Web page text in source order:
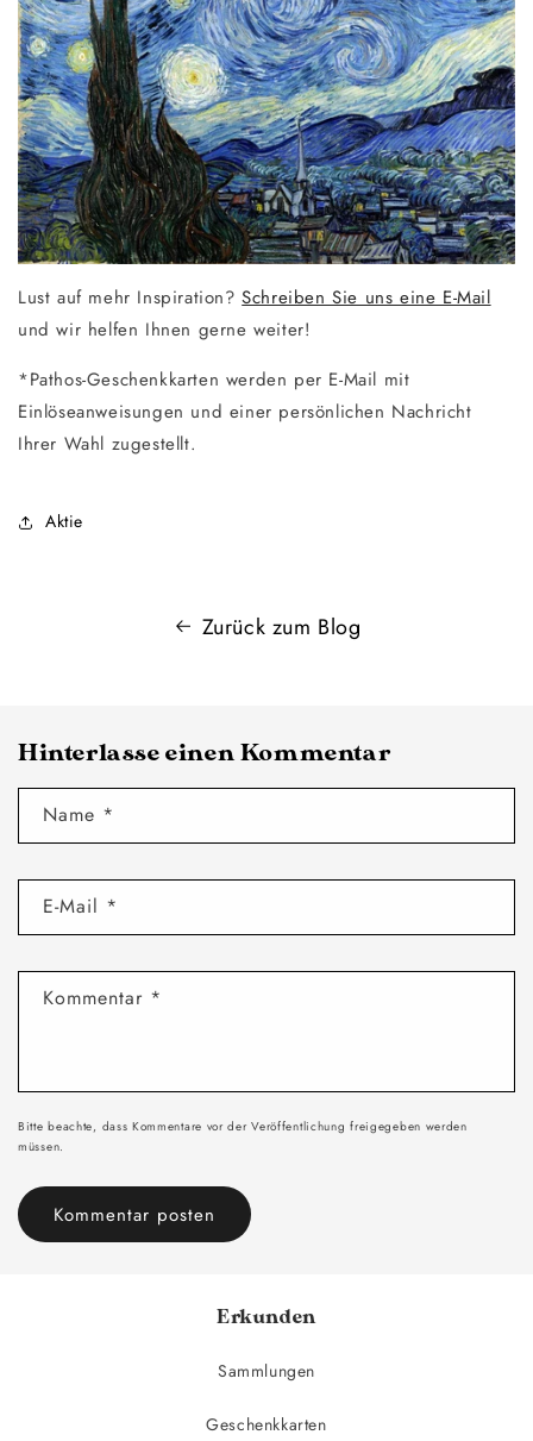
Lust auf mehr Inspiration?Schreiben Sie uns eine E-Mail
und wir helfen Ihnen gerne weiter!
*Pathos-Geschenkkarten werden per E-Mail mit
Einlöseanweisungen und einer persönlichen Nachricht
Ihrer Wahl zugestellt.
Aktie
Zurück zum Blog
Hinterlasse einen Kommentar
Name *
E-Mail *
Kommentar *
Bitte beachte, dass Kommentare vor der Veröffentlichung freigegeben werden
müssen.
Erkunden
Sammlungen
Geschenkkarten